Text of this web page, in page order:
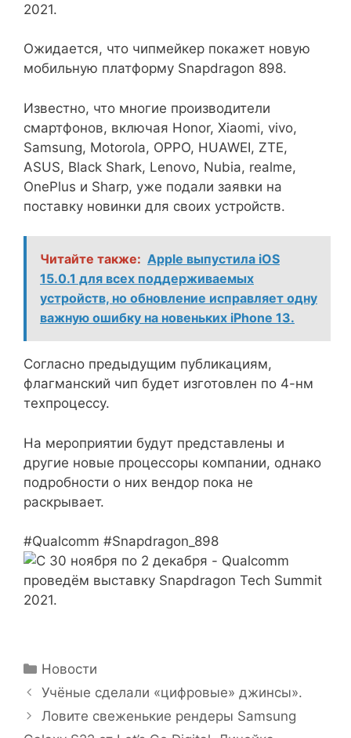
2021.
Ожидается, что чипмейкер покажет новую
мобильную платформу Snapdragon 898.
Известно, что многие производители
смартфонов, включая Honor, Xiaomi, vivo,
Samsung, Motorola, OPPO, HUAWEI, ZTE,
ASUS, Black Shark, Lenovo, Nubia, realme,
OnePlus и Sharp, уже подали заявки на
поставку новинки для своих устройств.
Читайте также: Apple выпустила iOS
15.0.1 для всех поддерживаемых
устройств, но обновление исправляет одну
важную ошибку на новеньких iPhone 13.
Согласно предыдущим публикациям,
флагманский чип будет изготовлен по 4-нм
техпроцессу.
На мероприятии будут представлены и
другие новые процессоры компании, однако
подробности о них вендор пока не
раскрывает.
#Qualcomm #Snapdragon_898
Рубрики
Новости
Учёные сделали «цифровые» джинсы».
Ловите свеженькие рендеры Samsung